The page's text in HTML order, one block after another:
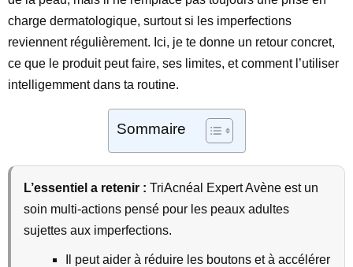
charge dermatologique, surtout si les imperfections
reviennent régulièrement. Ici, je te donne un retour concret,
ce que le produit peut faire, ses limites, et comment l’utiliser
intelligemment dans ta routine.
Sommaire
L’essentiel a retenir : TriAcnéal Expert Avène est un
soin multi-actions pensé pour les peaux adultes
sujettes aux imperfections.
Il peut aider à réduire les boutons et à accélérer